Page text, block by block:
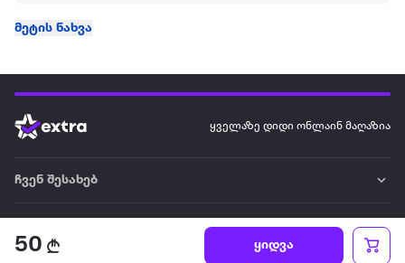
30 19.0 - 19.5
32 20.0 - 21.0
50 ყიდვა
მეტის ნახვა
ყველაზე დიდი ონლაინ მაღაზია
ჩვენ შესახებ